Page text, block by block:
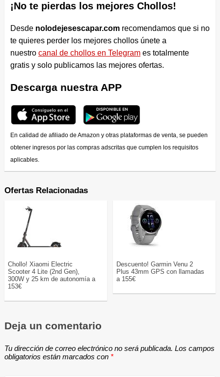
¡No te pierdas los mejores Chollos!
Desde nolodejesescapar.comrecomendamos que si no
te quieres perder los mejores chollos únete a
nuestro canal de chollos en Telegrames totalmente
gratis y solo publicamos las mejores ofertas.
Descarga nuestra APP
En calidad de afiliado de Amazon y otras plataformas de venta, se pueden
obtener ingresos por las compras adscritas que cumplen los requisitos
aplicables.
Ofertas Relacionadas
Chollo! Xiaomi Electric
Scooter 4 Lite (2nd Gen),
300W y 25 km de autonomía a
153€
Descuento! Garmin Venu 2
Plus 43mm GPS con llamadas
a 155€
Deja un comentario
Tu dirección de correo electrónico no será publicada. Los campos
obligatorios están marcados con *